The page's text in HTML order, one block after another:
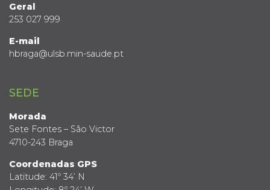
Geral
253 027 999
E-mail
hbraga@ulsb.min-saude.pt
SEDE
Morada
Sete Fontes – São Victor
4710-243 Braga
Coordenadas GPS
Latitude: 41º 34’ N